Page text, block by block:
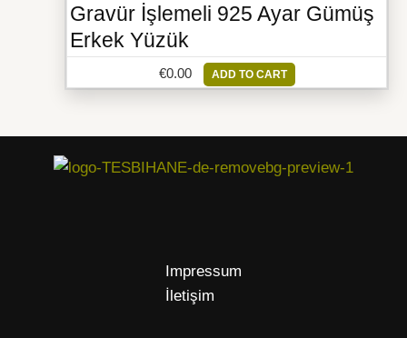
Gravür İşlemeli 925 Ayar Gümüş
Erkek Yüzük
€0.00 ADD TO CART
Impressum
İletişim